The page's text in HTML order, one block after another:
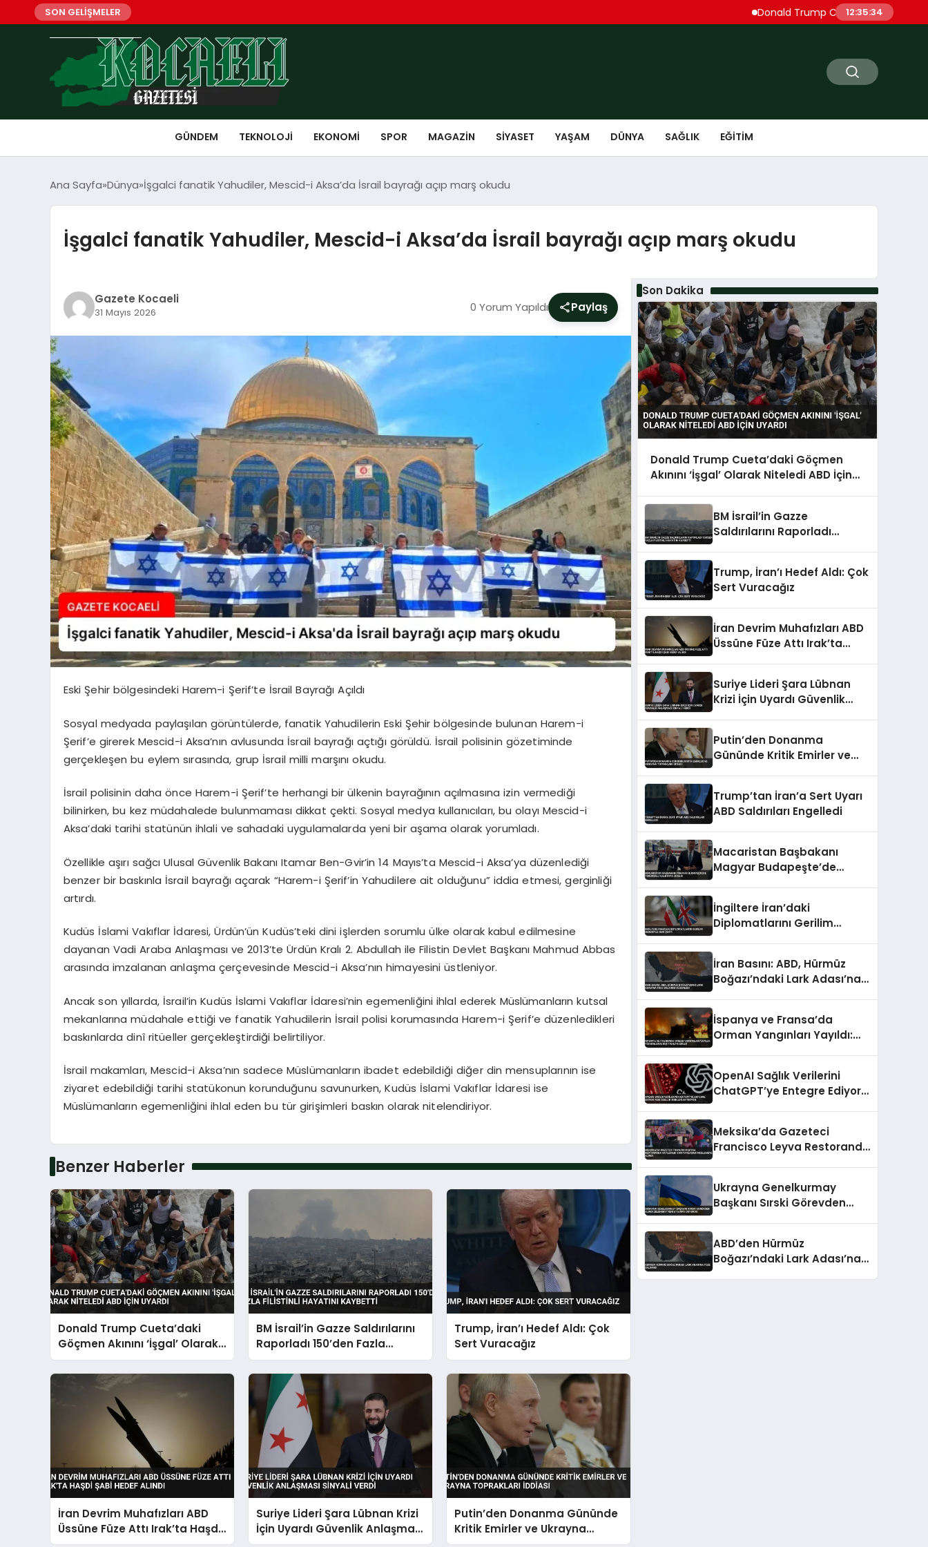
SON GELİŞMELER Donald Trump Cueta’daki Göçmen
12:35:35
GÜNDEM TEKNOLOJI EKONOMI SPOR MAGAZIN SIYASET YAŞAM DÜNYA SAĞLIK EĞITIM
Ana Sayfa Dünya İşgalci fanatik Yahudiler, Mescid-i Aksa’da İsrail bayrağı açıp marş okudu
İşgalci fanatik Yahudiler, Mescid-i Aksa’da İsrail bayrağı açıp marş okudu
Gazete Kocaeli
31 Mayıs 2026 0 Yorum Yapıldı Paylaş
Eski Şehir bölgesindeki Harem-i Şerif’te İsrail Bayrağı Açıldı
Sosyal medyada paylaşılan görüntülerde, fanatik Yahudilerin Eski Şehir bölgesinde bulunan Harem-i
Şerif’e girerek Mescid-i Aksa’nın avlusunda İsrail bayrağı açtığı görüldü. İsrail polisinin gözetiminde
gerçekleşen bu eylem sırasında, grup İsrail milli marşını okudu.
İsrail polisinin daha önce Harem-i Şerif’te herhangi bir ülkenin bayrağının açılmasına izin vermediği
bilinirken, bu kez müdahalede bulunmaması dikkat çekti. Sosyal medya kullanıcıları, bu olayı Mescid-i
Aksa’daki tarihi statünün ihlali ve sahadaki uygulamalarda yeni bir aşama olarak yorumladı.
Özellikle aşırı sağcı Ulusal Güvenlik Bakanı Itamar Ben-Gvir’in 14 Mayıs’ta Mescid-i Aksa’ya düzenlediği
benzer bir baskınla İsrail bayrağı açarak “Harem-i Şerif’in Yahudilere ait olduğunu” iddia etmesi, gerginliği
artırdı.
Kudüs İslami Vakıflar İdaresi, Ürdün’ün Kudüs’teki dini işlerden sorumlu ülke olarak kabul edilmesine
dayanan Vadi Araba Anlaşması ve 2013’te Ürdün Kralı 2. Abdullah ile Filistin Devlet Başkanı Mahmud Abbas
arasında imzalanan anlaşma çerçevesinde Mescid-i Aksa’nın himayesini üstleniyor.
Ancak son yıllarda, İsrail’in Kudüs İslami Vakıflar İdaresi’nin egemenliğini ihlal ederek Müslümanların kutsal
mekanlarına müdahale ettiği ve fanatik Yahudilerin İsrail polisi korumasında Harem-i Şerif’e düzenledikleri
baskınlarda dinî ritüeller gerçekleştirdiği belirtiliyor.
İsrail makamları, Mescid-i Aksa’nın sadece Müslümanların ibadet edebildiği diğer din mensuplarının ise
ziyaret edebildiği tarihi statükonun korunduğunu savunurken, Kudüs İslami Vakıflar İdaresi ise
Müslümanların egemenliğini ihlal eden bu tür girişimleri baskın olarak nitelendiriyor.
Benzer Haberler
Donald Trump Cueta’daki
Göçmen Akınını ‘İşgal’ Olarak
Niteledi ABD İçin Uyardı
BM İsrail’in Gazze Saldırılarını
Raporladı 150’den Fazla
Filistinli Hayatını Kaybetti
Trump, İran’ı Hedef Aldı: Çok
Sert Vuracağız
İran Devrim Muhafızları ABD
Üssüne Füze Attı Irak’ta Haşdi
Şabi Hedef Alındı
Suriye Lideri Şara Lübnan Krizi
İçin Uyardı Güvenlik Anlaşması
Sinyali Verdi
Putin’den Donanma Gününde
Kritik Emirler ve Ukrayna
Toprakları İddiası
Son Dakika
Donald Trump Cueta’daki Göçmen
Akınını ‘İşgal’ Olarak Niteledi ABD İçin
BM İsrail’in Gazze
Saldırılarını Raporladı
Trump, İran’ı Hedef Aldı: Çok
Sert Vuracağız
İran Devrim Muhafızları ABD
Üssüne Füze Attı Irak’ta
Suriye Lideri Şara Lübnan
Krizi İçin Uyardı Güvenlik
Putin’den Donanma
Gününde Kritik Emirler ve
Trump’tan İran’a Sert Uyarı
ABD Saldırıları Engelledi
Macaristan Başbakanı
Magyar Budapeşte’de
İngiltere İran’daki
Diplomatlarını Gerilim
İran Basını: ABD, Hürmüz
Boğazı’ndaki Lark Adası’na
İspanya ve Fransa’da
Orman Yangınları Yayıldı:
OpenAI Sağlık Verilerini
ChatGPT’ye Entegre Ediyor
Meksika’da Gazeteci
Francisco Leyva Restoranda
Ukrayna Genelkurmay
Başkanı Sırski Görevden
ABD’den Hürmüz
Boğazı’ndaki Lark Adası’na